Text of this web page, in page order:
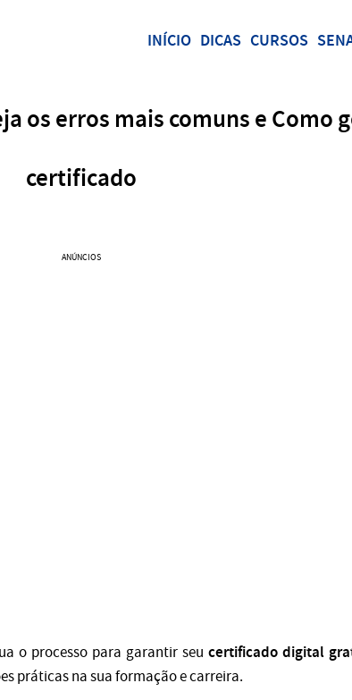
INÍCIO DICAS CURSOS
os erros mais comuns e Como
certificado
ANÚNCIOS
o processo para garantir seu certificado digital
práticas na sua formação e carreira.